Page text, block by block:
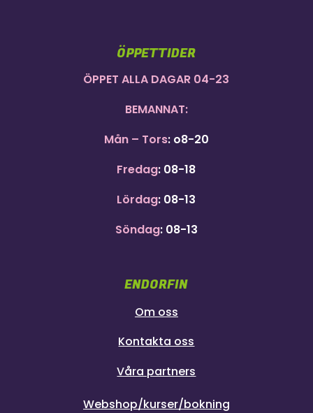
ÖPPETTIDER
ÖPPET ALLA DAGAR 04-23
BEMANNAT:
Mån – Tors: o8-20
Fredag: 08-18
Lördag: 08-13
Söndag: 08-13
ENDORFIN
Om oss
Kontakta oss
Våra partners
Webshop/kurser/bokning